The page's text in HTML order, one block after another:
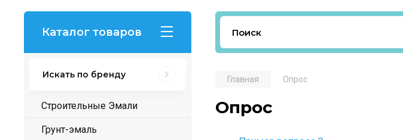
Каталог товаров
Искать по бренду
Строительные Эмали
Грунт-эмаль
Главная Опрос
Опрос